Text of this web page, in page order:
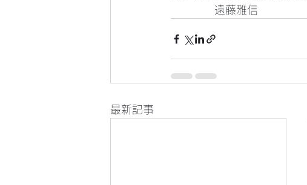
遠藤雅信
最新記事